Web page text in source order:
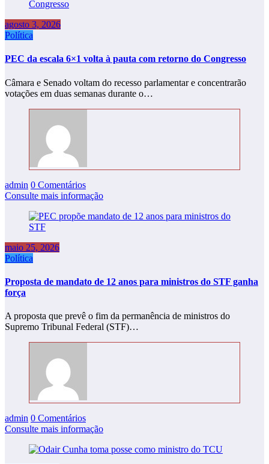
agosto 3, 2026
Política
PEC da escala 6×1 volta à pauta com retorno do Congresso
Câmara e Senado voltam do recesso parlamentar e concentrarão
votações em duas semanas durante o…
admin 0 Comentários
Consulte mais informação
maio 25, 2026
Política
Proposta de mandato de 12 anos para ministros do STF ganha
força
A proposta que prevê o fim da permanência de ministros do
Supremo Tribunal Federal (STF)…
admin 0 Comentários
Consulte mais informação